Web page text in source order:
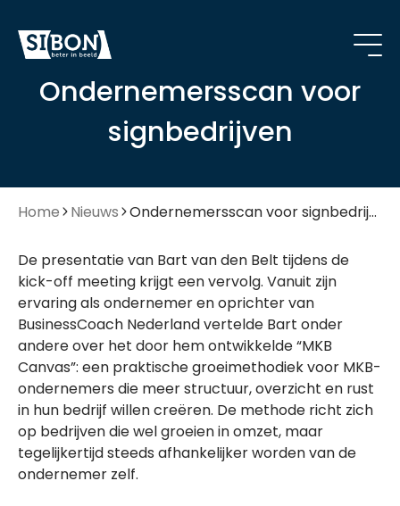
Ondernemersscan voor
signbedrijven
Home Nieuws Ondernemersscan voor signbedrijven
De presentatie van Bart van den Belt tijdens de
kick-off meeting krijgt een vervolg. Vanuit zijn
ervaring als ondernemer en oprichter van
BusinessCoach Nederland vertelde Bart onder
andere over het door hem ontwikkelde “MKB
Canvas”: een praktische groeimethodiek voor MKB-
ondernemers die meer structuur, overzicht en rust
in hun bedrijf willen creëren. De methode richt zich
op bedrijven die wel groeien in omzet, maar
tegelijkertijd steeds afhankelijker worden van de
ondernemer zelf.